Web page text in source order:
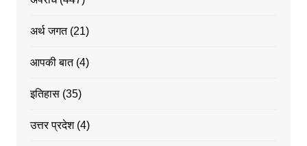
अर्थ जगत(21)
आपकी बात(4)
इतिहास(35)
उत्तर प्रदेश(4)